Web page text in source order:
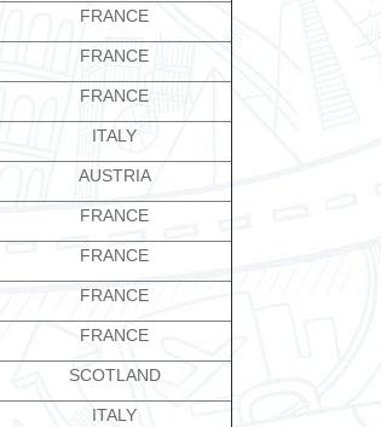
FRANCE
FRANCE
FRANCE
ITALY
AUSTRIA
FRANCE
FRANCE
FRANCE
FRANCE
SCOTLAND
ITALY